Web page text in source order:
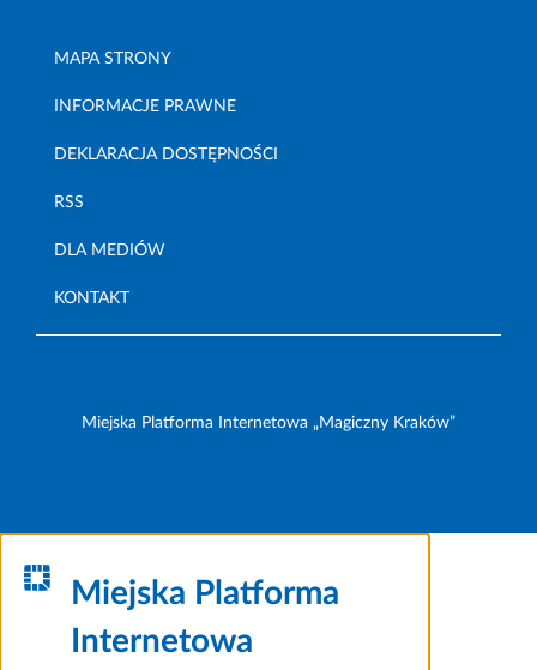
MAPA STRONY
INFORMACJE PRAWNE
DEKLARACJA DOSTĘPNOŚCI
RSS
DLA MEDIÓW
KONTAKT
Miejska Platforma Internetowa „Magiczny Kraków”
Miejska Platforma
Internetowa